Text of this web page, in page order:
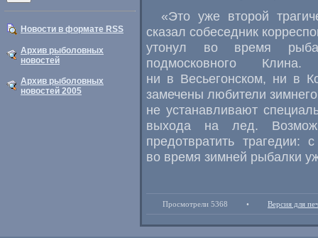
Новости в формате RSS
Архив рыболовных
новостей
Архив рыболовных
новостей 2005
«Это уже второй
сказал собеседник
утонул во время
подмосковного
ни в Весьегонском, ни в
замечены любители
не устанавливают
выхода на лед.
предотвратить
во время зимней рыбалки
Просмотрели 5368 • Версия для